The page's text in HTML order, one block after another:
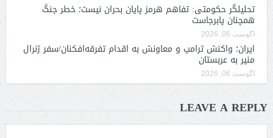
تحلیلگر حکومتی: تفاهم هرمز پایان بحران نیست؛ خطر جنگ
همچنان پابرجاست
آگوست 06, 2026
ایران؛ واکنش ترامپ و معاونش به اقدام تفرقه‌افکنان/سفر ژنرال
منیر به عربستان
آگوست 06, 2026
LEAVE A REPLY